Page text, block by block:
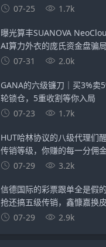
单割封号——智航智引怎么崩
07-25 1.7k
曝光算丰SUANOVA
AI算力外衣的庞氏资金盘骗局
07-31
2.0k
GANA的六级镰刀｜买3%卖
轮锁仓，5重收割等你入局
07-23
1.7k
HUT哈林协议的八级代理们
传销等级，你赚的每一分佣
07-29
3.2k
信德国际的彩票跟单全是假
抢还搞五级传销，鑫慷嘉换
07-29
2.9k